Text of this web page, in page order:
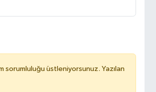
sorumluluğu üstleniyorsunuz. Yazılan